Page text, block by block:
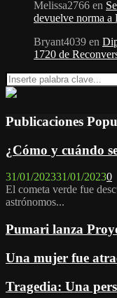
Melissa2766 en
devuelve norma a
Bryant4039 en
1720 de
Search
for:
Publicaciones
¿Cómo y cuándo
31/01/202331/01/20230
El cometa verde fue
astrónomos...
Pumari lanza
Una mujer fue
Tragedia: Una